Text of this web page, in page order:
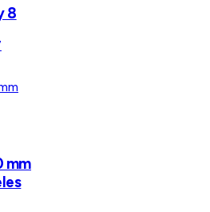
8
mm